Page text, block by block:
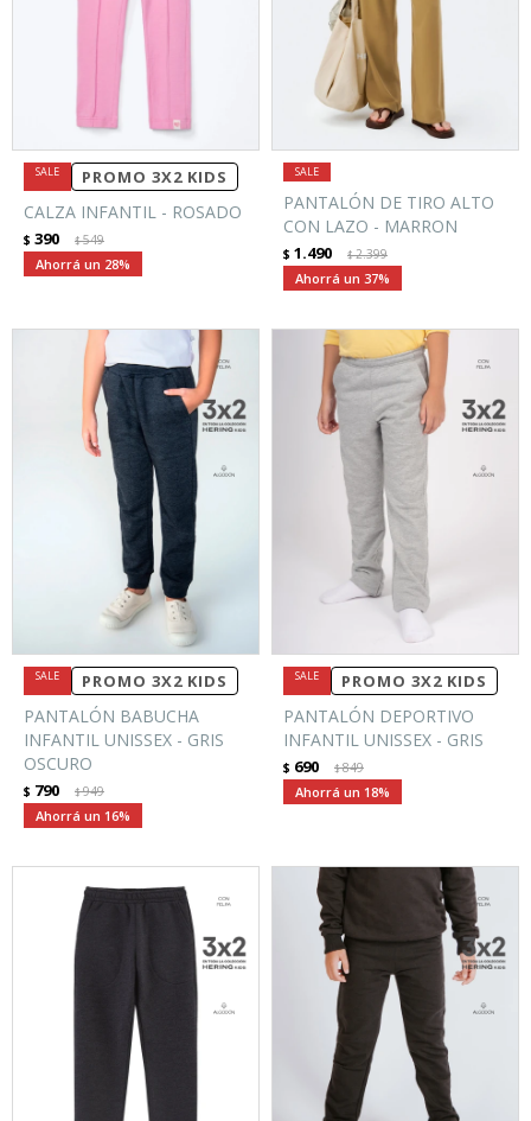
PROMO 3X2 KIDS
CALZA INFANTIL - ROSADO
$ 390 $549
28
PANTALÓN DE TIRO ALTO
CON LAZO - MARRON
$ 1.490 $2.399
37
PROMO 3X2 KIDS
PANTALÓN BABUCHA
INFANTIL UNISSEX - GRIS
OSCURO
$ 790 $949
16
PROMO 3X2 KIDS
PANTALÓN DEPORTIVO
INFANTIL UNISSEX - GRIS
$ 690 $849
18